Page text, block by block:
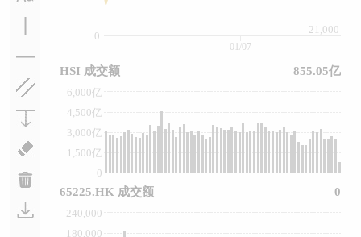
0
21,000
0
1,500亿
3,000亿
4,500亿
6,000亿
180,000
240,000
01/07
HSI 成交额 855.05亿
65225.HK 成交额 0